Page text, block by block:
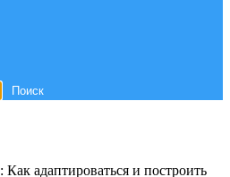
адаптироваться и построить